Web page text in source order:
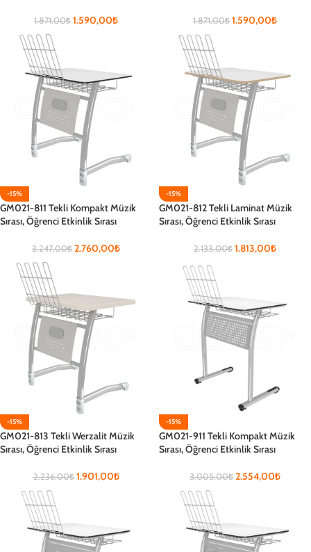
1.871,00₺ 1.590,00₺ 1.871,00₺ 1.590,00₺
-15%
GM021-811 Tekli Kompakt Müzik
Sırası, Öğrenci Etkinlik Sırası
3.247,00₺ 2.760,00₺
-15%
GM021-812 Tekli Laminat Müzik
Sırası, Öğrenci Etkinlik Sırası
2.133,00₺ 1.813,00₺
-15%
GM021-813 Tekli Werzalit Müzik
Sırası, Öğrenci Etkinlik Sırası
2.236,00₺ 1.901,00₺
-15%
GM021-911 Tekli Kompakt Müzik
Sırası, Öğrenci Etkinlik Sırası
3.005,00₺ 2.554,00₺